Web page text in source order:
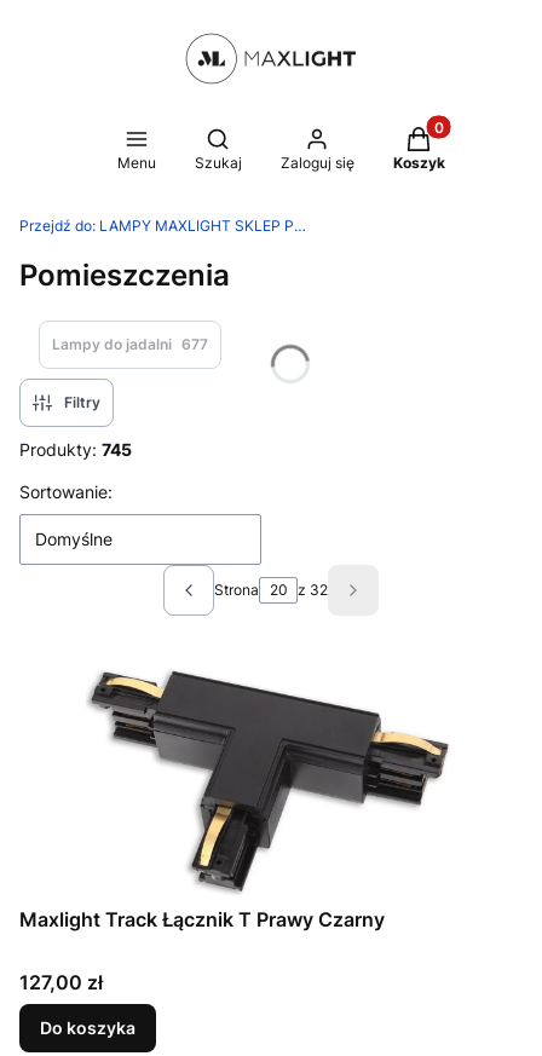
Menu
Otwórz wyszukiwarkę
Szukaj Zaloguj się
Produkty w
Koszyk
Przejdź do: LAMPY MAXLIGHT SKLEP PRODUCENTA
Pomieszczenia
Lampy do jadalni 677
Filtry
Produkty: 745
Lista produktów
Sortowanie:
Domyślne
Poprzednie produkty
Strona z 32 Następne produkty
Maxlight Track Łącznik T Prawy Czarny
Cena
127,00 zł
Do koszyka